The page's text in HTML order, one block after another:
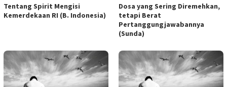
Tentang Spirit Mengisi
Kemerdekaan RI (B. Indonesia)
Dosa yang Sering Diremehkan,
tetapi Berat
Pertanggungjawabannya
(Sunda)